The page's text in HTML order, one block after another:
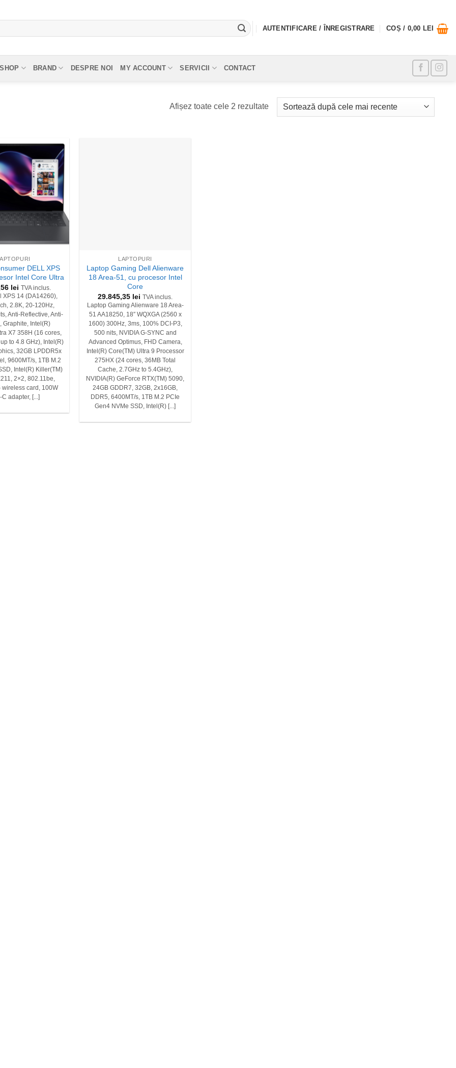
AUTENTIFICARE / ÎNREGISTRARE COȘ / 0,00 LEI
SHOP BRAND DESPRE NOI MY ACCOUNT SERVICII CONTACT
Afișez toate cele 2 rezultateSortat
după
DELL XPS
Intel Core Ultra
lei
TVA inclus.
XPS 14 (DA14260),
2.8K, 20-120Hz,
Anti-Reflective, Anti-
Graphite, Intel(R)
X7 358H (16 cores,
to 4.8 GHz), Intel(R)
32GB LPDDR5x
9600MT/s, 1TB M.2
Intel(R) Killer(TM)
2×2, 802.11be,
wireless card, 100W
C adapter, [...]
LAPTOPURI
Laptop Gaming Dell Alienware
18 Area-51, cu procesor Intel
Core
29.845,35 lei
TVA inclus.
Laptop Gaming Alienware 18 Area-
51 AA18250, 18″ WQXGA (2560 x
1600) 300Hz, 3ms, 100% DCI-P3,
500 nits, NVIDIA G-SYNC and
Advanced Optimus, FHD Camera,
Intel(R) Core(TM) Ultra 9 Processor
275HX (24 cores, 36MB Total
Cache, 2.7GHz to 5.4GHz),
NVIDIA(R) GeForce RTX(TM) 5090,
24GB GDDR7, 32GB, 2x16GB,
DDR5, 6400MT/s, 1TB M.2 PCIe
Gen4 NVMe SSD, Intel(R) [...]